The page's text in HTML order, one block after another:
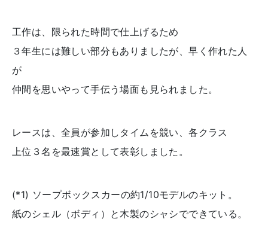
工作は、限られた時間で仕上げるため
３年生には難しい部分もありましたが、早く作れた人
が
仲間を思いやって手伝う場面も見られました。
レースは、全員が参加しタイムを競い、各クラス
上位３名を最速賞として表彰しました。
(*1) ソープボックスカーの約1/10モデルのキット。
紙のシェル（ボディ）と木製のシャシでできている。